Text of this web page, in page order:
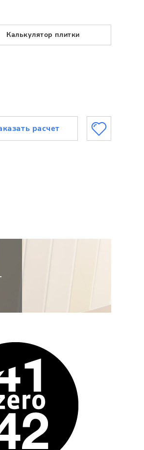
Калькулятор плитки
расчет